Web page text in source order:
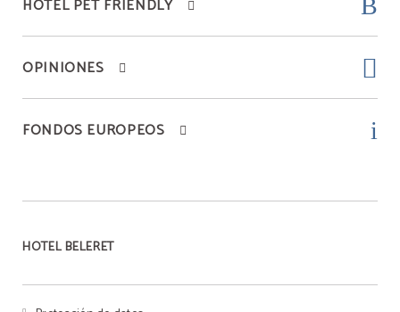
HOTEL PET FRIENDLY
OPINIONES
FONDOS EUROPEOS
HOTEL BELERET